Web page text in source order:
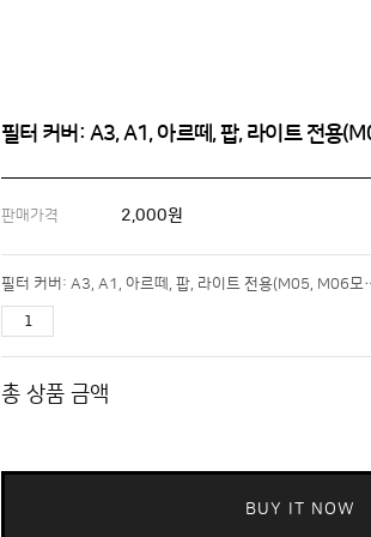
필터 커버: A3, A1, 아르떼, 팝, 라이트 전용
판매가격 2,000원
필터 커버: A3, A1,
총 상품 금액
BUY IT NOW